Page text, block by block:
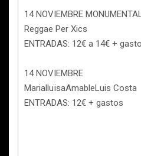
14 NOVIEMBRE
Reggae Per Xics
ENTRADAS: 12€ a 14€ +
14 NOVIEMBRE
MarialluïsaAmableLuis Costa
ENTRADAS: 12€ + gastos